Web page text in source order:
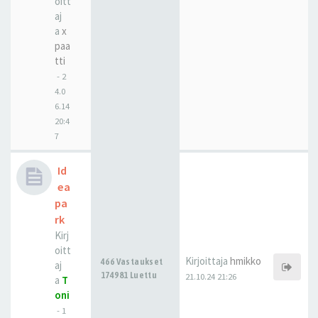
aj
a x
paa
tti
- 2
4.0
6.14
20:4
7
Id
ea
pa
rk
Kirj
oitt
aj
a T
oni
- 1
466 Vastaukset
174981 Luettu
Kirjoittaja hmikko
21.10.24 21:26